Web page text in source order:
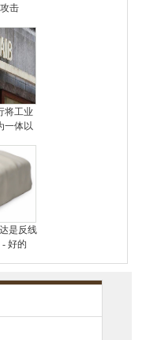
击
将工业
一体以
是反线
好的